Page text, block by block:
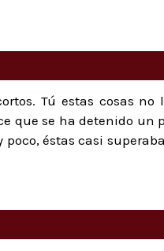
Tú estas cosas
que se ha detenido un
éstas casi